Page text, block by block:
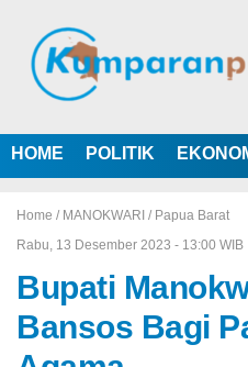
HOME POLITIK
Home / MANOKWARI / Papua Barat
Rabu, 13 Desember 2023 - 13:00 WIB
Bupati
Bansos Bagi